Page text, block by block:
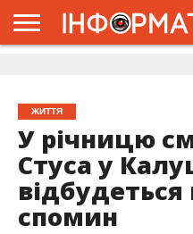
ЖИТТЯ
У річницю
Стуса у
спомин